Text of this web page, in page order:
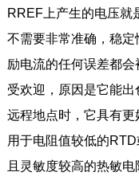
RREF上产生的电压就
不需要非常准确，稳
励电流的任何误差都
受欢迎，原因是它能
远程地点时，它具有
用于电阻值较低的
且灵敏度较高的热敏